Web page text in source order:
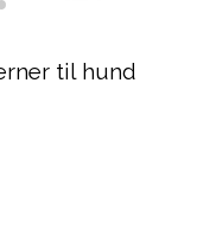
til hund